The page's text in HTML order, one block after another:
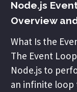
Node.js
Overview
What Is the
The Event
Node.js to
an infinite loop